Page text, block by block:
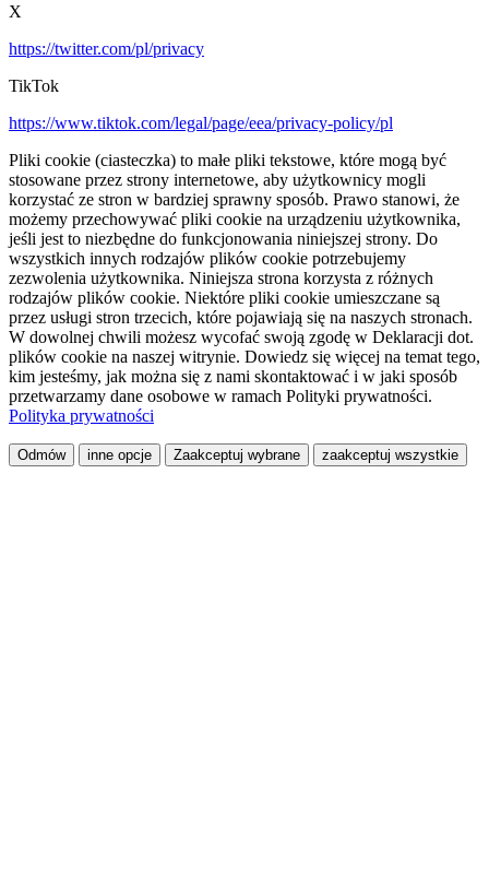
X
https://twitter.com/pl/privacy
TikTok
https://www.tiktok.com/legal/page/eea/privacy-policy/pl
Pliki cookie (ciasteczka) to małe pliki tekstowe, które mogą być
stosowane przez strony internetowe, aby użytkownicy mogli
korzystać ze stron w bardziej sprawny sposób. Prawo stanowi, że
możemy przechowywać pliki cookie na urządzeniu użytkownika,
jeśli jest to niezbędne do funkcjonowania niniejszej strony. Do
wszystkich innych rodzajów plików cookie potrzebujemy
zezwolenia użytkownika. Niniejsza strona korzysta z różnych
rodzajów plików cookie. Niektóre pliki cookie umieszczane są
przez usługi stron trzecich, które pojawiają się na naszych stronach.
W dowolnej chwili możesz wycofać swoją zgodę w Deklaracji dot.
plików cookie na naszej witrynie. Dowiedz się więcej na temat tego,
kim jesteśmy, jak można się z nami skontaktować i w jaki sposób
przetwarzamy dane osobowe w ramach Polityki prywatności.
Polityka prywatności
Odmów inne opcje Zaakceptuj wybrane zaakceptuj wszystkie